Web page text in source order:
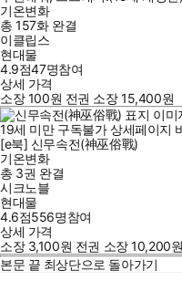
기온변화
총 157화 완결
이클립스
현대물
4.9점47명참여
상세 가격
소장100원 전권 소장15,400원
19세 미만 구독불가 상세페이지
[e북] 신무속전(神巫俗戰)
기온변화
총 3권 완결
시크노블
현대물
4.6점556명참여
상세 가격
소장 3,100원 전권 소장10,200원
본문 끝 최상단으로 돌아가기